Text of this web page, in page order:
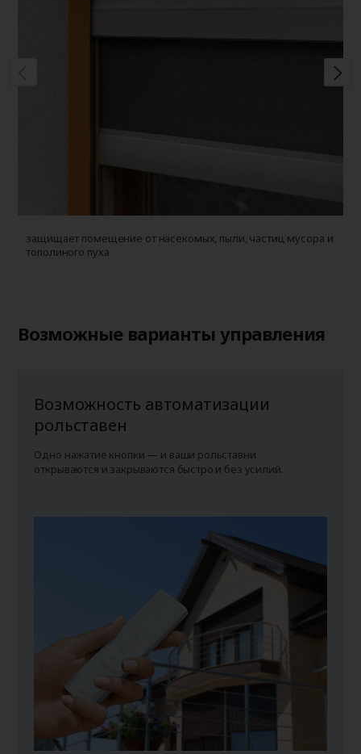
защищает помещение от насекомых, пыли, частиц мусора и
тополиного пуха
Возможные варианты управления
Возможность автоматизации
рольставен
Одно нажатие кнопки — и ваши рольставни
открываются и закрываются быстро и без усилий.